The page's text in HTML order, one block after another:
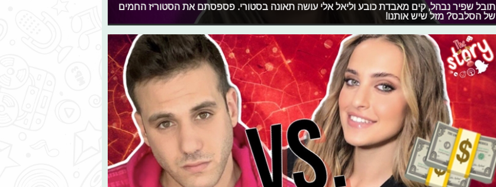
תובל שפיר נבהל, קים מאבדת כובע וליאל אלי עושה תאונה בסטורי. פספסתם את הסטוריז החמים
של הסלבס? מזל שיש אותנו!